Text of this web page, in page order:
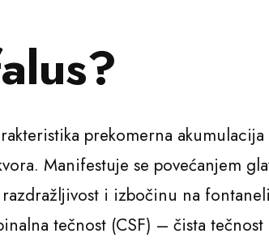
prekomerna
Manifestuje se povećanjem
i izbočinu na
tečnost (CSF) – čista